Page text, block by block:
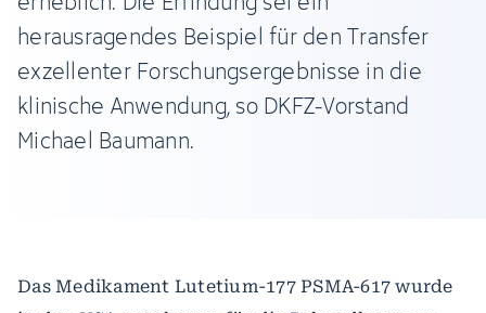
herausragendes Beispiel für den Transfer
exzellenter Forschungsergebnisse in die
klinische Anwendung, so DKFZ-Vorstand
Michael Baumann.
Das Medikament Lutetium-177 PSMA-617 wurde